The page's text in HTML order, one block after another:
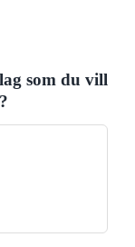
som du vill